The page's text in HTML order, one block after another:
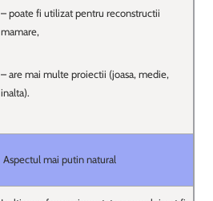
– poate fi utilizat pentru reconstructii
mamare,
– are mai multe proiectii (joasa, medie,
inalta).
Aspectul mai putin natural